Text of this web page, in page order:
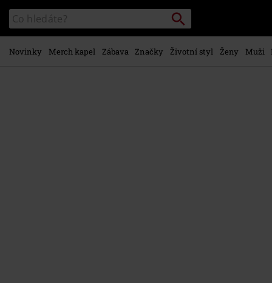
hlavnímu
obsahu
Katalog
vyhledávání
Vyhledávání
Novinky Merch kapel Zábava Značky Životní styl Ženy Muži